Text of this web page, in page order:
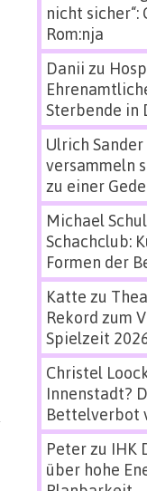
nicht sicher“:
Rom:nja
Danii zu
Sterbende in
Ulrich Sander
versammeln
zu einer
Michael
Schachclub:
Formen der
Katte zu
Rekord zum
Spielzeit
Christel
Innenstadt?
Bettelverbot
Peterzu IHK
über hohe